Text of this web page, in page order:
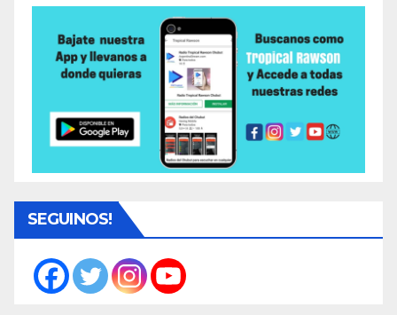
SEGUINOS!